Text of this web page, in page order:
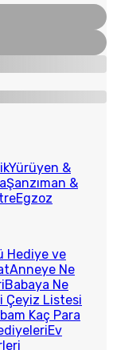
Yürüyen &
Şanzıman &
Egzoz
Hediye ve
Anneye Ne
Babaya Ne
Çeyiz Listesi
Kaç Para
Ev